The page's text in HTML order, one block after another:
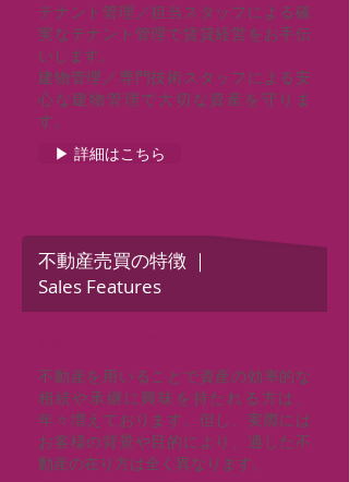
テナント管理／担当スタッフによる確
実なテナント管理で賃貸経営をお手伝
いします。
建物管理／専門技術スタッフによる安
心な建物管理で大切な資産を守りま
す。
▶ 詳細はこちら
不動産売買の特徴 ｜
Sales Features
不動産を用いることで資産の効率的な
相続や承継に興味を持たれる方は、
年々増えております。但し、実際には
お客様の背景や目的により、適した不
動産の在り方は全く異なります。